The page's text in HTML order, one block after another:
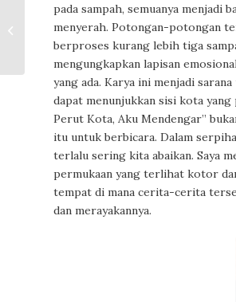
pada sampah, semuanya menjadi
menyerah. Potongan-potongan
berproses kurang lebih tiga
mengungkapkan lapisan
yang ada. Karya ini menjadi
dapat menunjukkan sisi kota
Perut Kota, Aku Mendengar”
itu untuk berbicara. Dalam
terlalu sering kita abaikan. Saya
permukaan yang terlihat kotor
tempat di mana cerita-cerita
dan merayakannya.
Seni Rupa
Sepakbola: dari
Endang Witarsa, Shin
sampai Patrick K...